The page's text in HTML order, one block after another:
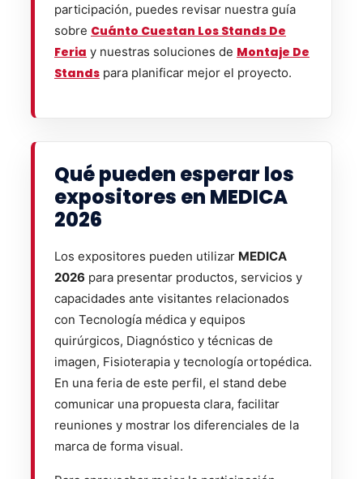
participación, puedes revisar nuestra guía
sobre Cuánto Cuestan Los Stands De
Feria y nuestras soluciones de Montaje De
Stands para planificar mejor el proyecto.
Qué pueden esperar los
expositores en MEDICA
2026
Los expositores pueden utilizar MEDICA
2026 para presentar productos, servicios y
capacidades ante visitantes relacionados
con Tecnología médica y equipos
quirúrgicos, Diagnóstico y técnicas de
imagen, Fisioterapia y tecnología ortopédica.
En una feria de este perfil, el stand debe
comunicar una propuesta clara, facilitar
reuniones y mostrar los diferenciales de la
marca de forma visual.